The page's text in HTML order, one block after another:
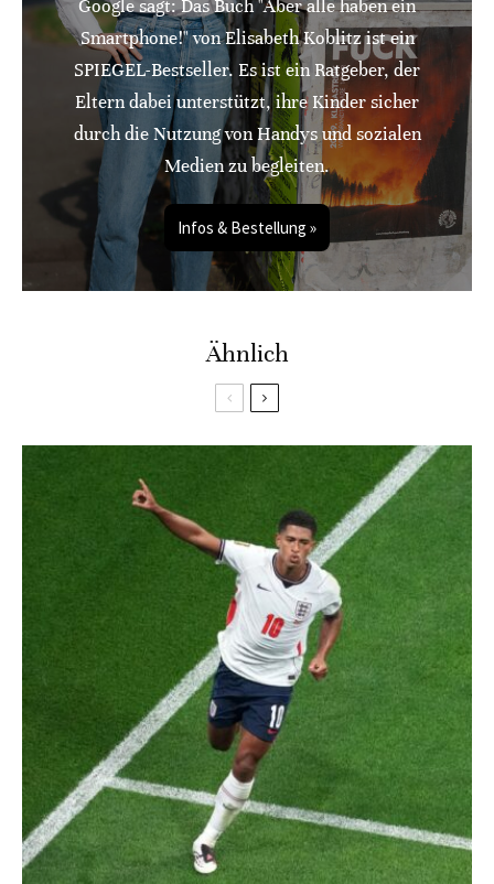
Google sagt: Das Buch "Aber alle haben ein
Smartphone!" von Elisabeth Koblitz ist ein
SPIEGEL-Bestseller. Es ist ein Ratgeber, der
Eltern dabei unterstützt, ihre Kinder sicher
durch die Nutzung von Handys und sozialen
Medien zu begleiten.
Infos & Bestellung »
Ähnlich